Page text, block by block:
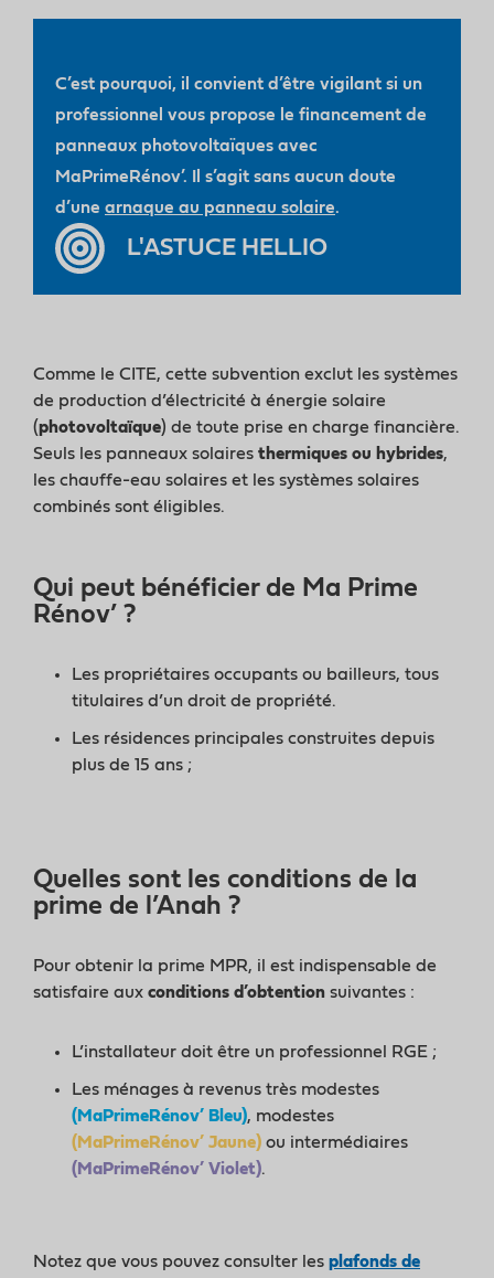
L'ASTUCE HELLIO
C’est pourquoi, il convient d’être vigilant si un
professionnel vous propose le financement de
panneaux photovoltaïques avec
MaPrimeRénov’. Il s’agit sans aucun doute
d’une arnaque au panneau solaire.
Comme le CITE, cette subvention exclut les systèmes
de production d’électricité à énergie solaire
(photovoltaïque) de toute prise en charge financière.
Seuls les panneaux solaires thermiques ou hybrides,
les chauffe-eau solaires et les systèmes solaires
combinés sont éligibles.
Qui peut bénéficier de Ma Prime
Rénov’ ?
Les propriétaires occupants ou bailleurs, tous
titulaires d’un droit de propriété.
Les résidences principales construites depuis
plus de 15 ans ;
Quelles sont les conditions de la
prime de l’Anah ?
Pour obtenir la prime MPR, il est indispensable de
satisfaire aux conditions d’obtention suivantes :
L’installateur doit être un professionnel RGE ;
Les ménages à revenus très modestes
(MaPrimeRénov’ Bleu), modestes
(MaPrimeRénov’ Jaune) ou intermédiaires
(MaPrimeRénov’ Violet).
Notez que vous pouvez consulter les plafonds de